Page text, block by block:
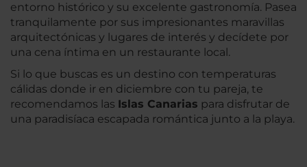
entorno histórico y su excelente gastronomía. Pasea
tranquilamente por sus impresionantes maravillas
arquitectónicas y lugares de interés y decídete por
una cena íntima en un restaurante local.
Si lo que buscas es un destino con temperaturas
cálidas donde ir en diciembre con tu pareja, te
recomendamos las Islas Canarias para disfrutar de
una paradisíaca escapada romántica junto a la playa.